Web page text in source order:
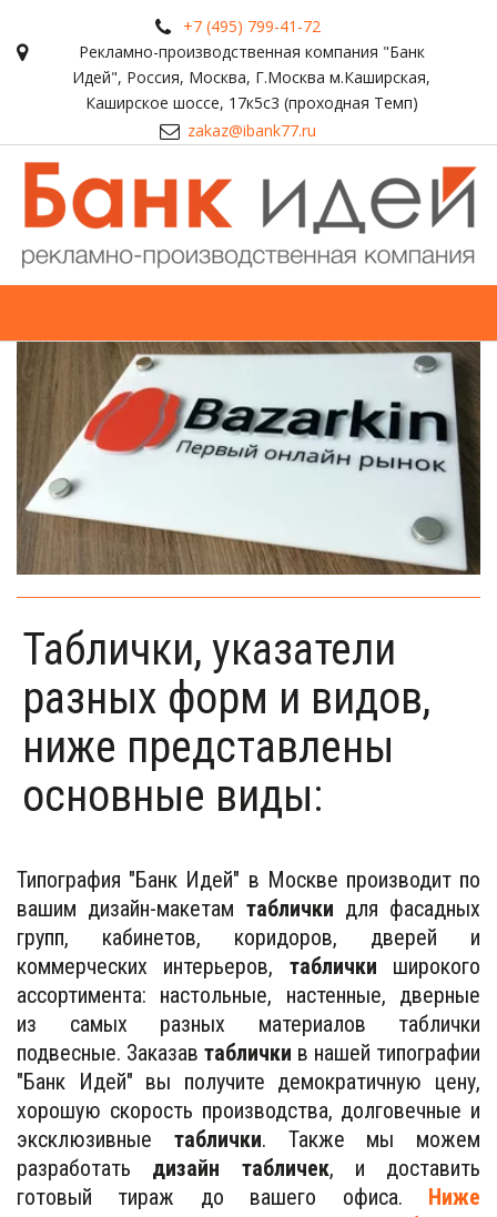
+7 (495) 799-41-72
Рекламно-производственная компания "Банк
Идей", Россия, Москва, Г.Москва м.Каширская,
Каширское шоссе, 17к5с3 (проходная Темп)
zakaz@ibank77.ru
Таблички, указатели
разных форм и видов,
ниже представлены
основные виды:
Типография "Банк Идей" в Москве производит по
вашим дизайн-макетам таблички для фасадных
групп, кабинетов, коридоров, дверей и
коммерческих интерьеров, таблички широкого
ассортимента: настольные, настенные, дверные
из самых разных материалов таблички
подвесные. Заказав таблички в нашей типографии
"Банк Идей" вы получите демократичную цену,
хорошую скорость производства, долговечные и
эксклюзивные таблички. Также мы можем
разработать дизайн табличек, и доставить
готовый тираж до вашего офиса. Ниже